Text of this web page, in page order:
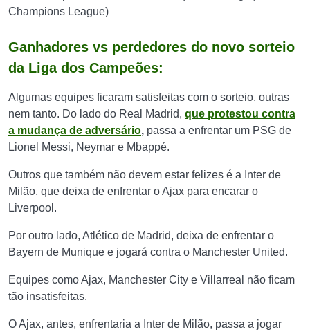
Champions League)
Ganhadores vs perdedores do novo sorteio
da Liga dos Campeões:
Algumas equipes ficaram satisfeitas com o sorteio, outras
nem tanto. Do lado do Real Madrid, que protestou contra
a mudança de adversário, passa a enfrentar um PSG de
Lionel Messi, Neymar e Mbappé.
Outros que também não devem estar felizes é a Inter de
Milão, que deixa de enfrentar o Ajax para encarar o
Liverpool.
Por outro lado, Atlético de Madrid, deixa de enfrentar o
Bayern de Munique e jogará contra o Manchester United.
Equipes como Ajax, Manchester City e Villarreal não ficam
tão insatisfeitas.
O Ajax, antes, enfrentaria a Inter de Milão, passa a jogar